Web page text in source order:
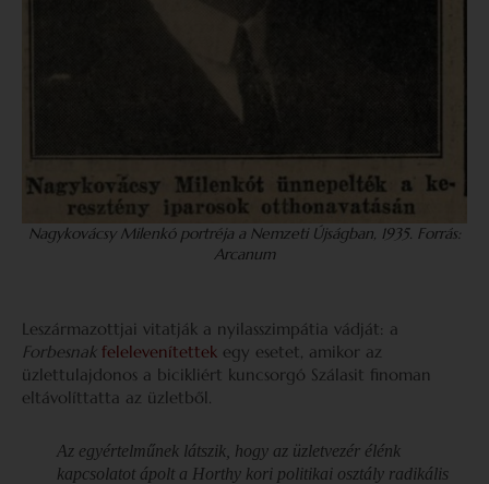
Nagykovácsy Milenkó portréja a Nemzeti Újságban, 1935. Forrás:
Arcanum
Leszármazottjai vitatják a nyilasszimpátia vádját: a
Forbesnak felelevenítettek egy esetet, amikor az
üzlettulajdonos a bicikliért kuncsorgó Szálasit finoman
eltávolíttatta az üzletből.
Az egyértelműnek látszik, hogy az üzletvezér élénk
kapcsolatot ápolt a Horthy kori politikai osztály radikális